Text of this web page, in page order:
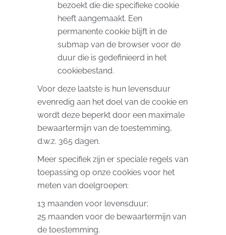
bezoekt die die specifieke cookie
heeft aangemaakt. Een
permanente cookie blijft in de
submap van de browser voor de
duur die is gedefinieerd in het
cookiebestand.
Voor deze laatste is hun levensduur
evenredig aan het doel van de cookie en
wordt deze beperkt door een maximale
bewaartermijn van de toestemming,
d.w.z. 365 dagen.
Meer specifiek zijn er speciale regels van
toepassing op onze cookies voor het
meten van doelgroepen:
13 maanden voor levensduur;
25 maanden voor de bewaartermijn van
de toestemming.